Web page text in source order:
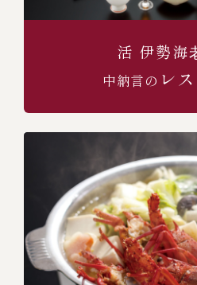
（中納言厨房）
活 伊勢海
中納言の レ